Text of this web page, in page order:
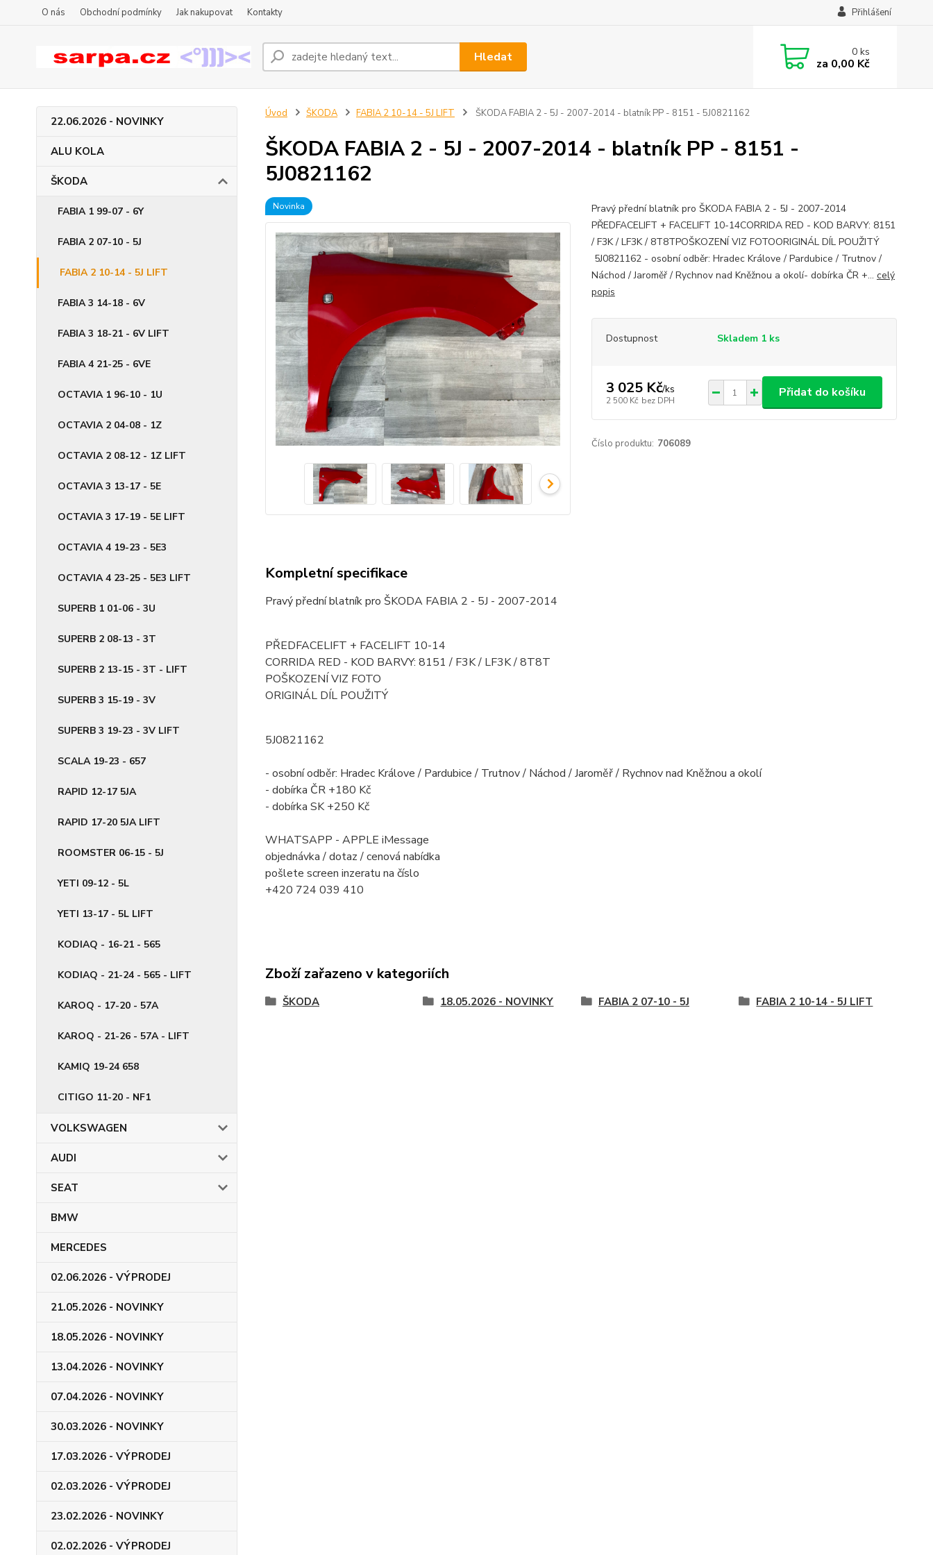
O nás Obchodní podmínky Jak nakupovat Kontakty Přihlášení
Hledat 0ks
za 0,00 Kč
22.06.2026 - NOVINKY
ALU KOLA
ŠKODA
FABIA 1 99-07 - 6Y
FABIA 2 07-10 - 5J
FABIA 2 10-14 - 5J LIFT
FABIA 3 14-18 - 6V
FABIA 3 18-21 - 6V LIFT
FABIA 4 21-25 - 6VE
OCTAVIA 1 96-10 - 1U
OCTAVIA 2 04-08 - 1Z
OCTAVIA 2 08-12 - 1Z LIFT
OCTAVIA 3 13-17 - 5E
OCTAVIA 3 17-19 - 5E LIFT
OCTAVIA 4 19-23 - 5E3
OCTAVIA 4 23-25 - 5E3 LIFT
SUPERB 1 01-06 - 3U
SUPERB 2 08-13 - 3T
SUPERB 2 13-15 - 3T - LIFT
SUPERB 3 15-19 - 3V
SUPERB 3 19-23 - 3V LIFT
SCALA 19-23 - 657
RAPID 12-17 5JA
RAPID 17-20 5JA LIFT
ROOMSTER 06-15 - 5J
YETI 09-12 - 5L
YETI 13-17 - 5L LIFT
KODIAQ - 16-21 - 565
KODIAQ - 21-24 - 565 - LIFT
KAROQ - 17-20 - 57A
KAROQ - 21-26 - 57A - LIFT
KAMIQ 19-24 658
CITIGO 11-20 - NF1
VOLKSWAGEN
AUDI
SEAT
BMW
MERCEDES
02.06.2026 - VÝPRODEJ
21.05.2026 - NOVINKY
18.05.2026 - NOVINKY
13.04.2026 - NOVINKY
07.04.2026 - NOVINKY
30.03.2026 - NOVINKY
17.03.2026 - VÝPRODEJ
02.03.2026 - VÝPRODEJ
23.02.2026 - NOVINKY
02.02.2026 - VÝPRODEJ
Úvod ŠKODA FABIA 2 10-14 - 5J LIFT ŠKODA FABIA 2 - 5J - 2007-2014 - blatník PP - 8151 - 5J0821162
ŠKODA FABIA 2 - 5J - 2007-2014 - blatník PP - 8151 -
5J0821162
Novinka
Pravý přední blatník pro ŠKODA FABIA 2 - 5J - 2007-2014
PŘEDFACELIFT + FACELIFT 10-14CORRIDA RED - KOD BARVY: 8151
/ F3K / LF3K / 8T8TPOŠKOZENÍ VIZ FOTOORIGINÁL DÍL POUŽITÝ
5J0821162 - osobní odběr: Hradec Králove / Pardubice / Trutnov /
Náchod / Jaroměř / Rychnov nad Kněžnou a okolí- dobírka ČR +... celý
popis
Dostupnost Skladem 1 ks
3 025 Kč/ks
2 500 Kč bez DPH
Přidat do košíku
Číslo produktu: 706089
Kompletní specifikace
Pravý přední blatník pro ŠKODA FABIA 2 - 5J - 2007-2014
PŘEDFACELIFT + FACELIFT 10-14
CORRIDA RED - KOD BARVY: 8151 / F3K / LF3K / 8T8T
POŠKOZENÍ VIZ FOTO
ORIGINÁL DÍL POUŽITÝ
5J0821162
- osobní odběr: Hradec Králove / Pardubice / Trutnov / Náchod / Jaroměř / Rychnov nad Kněžnou a okolí
- dobírka ČR +180 Kč
- dobírka SK +250 Kč
WHATSAPP - APPLE iMessage
objednávka / dotaz / cenová nabídka
pošlete screen inzeratu na číslo
+420 724 039 410
Zboží zařazeno v kategoriích
ŠKODA 18.05.2026 - NOVINKY FABIA 2 07-10 - 5J FABIA 2 10-14 - 5J LIFT